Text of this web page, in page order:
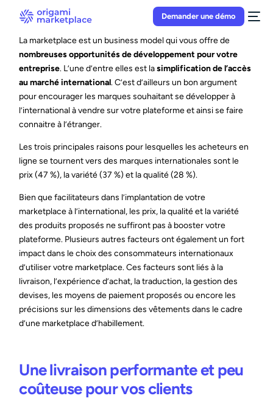
Demander une démo
La marketplace est un business model qui vous offre de
nombreuses opportunités de développement pour votre
entreprise. L’une d’entre elles est lasimplification de l’accès
au marché international. C’est d’ailleurs un bon argument
pour encourager les marques souhaitant se développer à
l’international à vendre sur votre plateforme et ainsi se faire
connaitre à l’étranger.
Les trois principales raisons pour lesquelles les acheteurs en
ligne se tournent vers des marques internationales sont le
prix (47 %), la variété (37 %) et la qualité (28 %).
Bien que facilitateurs dans l’implantation de votre
marketplace à l’international, les prix, la qualité et la variété
des produits proposés ne suffiront pas à booster votre
plateforme. Plusieurs autres facteurs ont également un fort
impact dans le choix des consommateurs internationaux
d’utiliser votre marketplace. Ces facteurs sont liés à la
livraison, l’expérience d’achat, la traduction, la gestion des
devises, les moyens de paiement proposés ou encore les
précisions sur les dimensions des vêtements dans le cadre
d’une marketplace d’habillement.
Une livraison performante et peu
coûteuse pour vos clients